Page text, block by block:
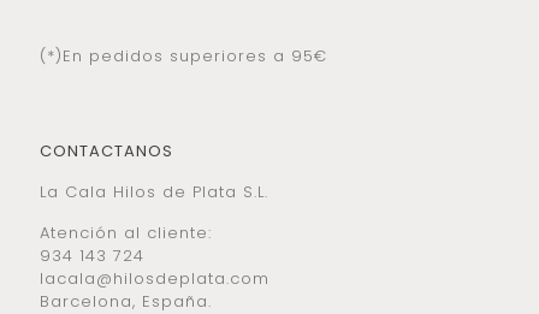
(*)En pedidos superiores a 95€
CONTACTANOS
La Cala Hilos de Plata S.L.
Atención al cliente:
934 143 724
lacala@hilosdeplata.com
Barcelona, España.